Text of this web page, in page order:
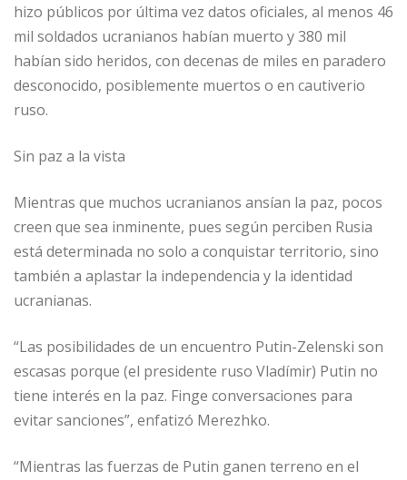
hizo públicos por última vez datos oficiales, al menos 46
mil soldados ucranianos habían muerto y 380 mil
habían sido heridos, con decenas de miles en paradero
desconocido, posiblemente muertos o en cautiverio
ruso.
Sin paz a la vista
Mientras que muchos ucranianos ansían la paz, pocos
creen que sea inminente, pues según perciben Rusia
está determinada no solo a conquistar territorio, sino
también a aplastar la independencia y la identidad
ucranianas.
“Las posibilidades de un encuentro Putin-Zelenski son
escasas porque (el presidente ruso Vladímir) Putin no
tiene interés en la paz. Finge conversaciones para
evitar sanciones”, enfatizó Merezhko.
“Mientras las fuerzas de Putin ganen terreno en el